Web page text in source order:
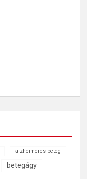
alzheimeres beteg
betegágy